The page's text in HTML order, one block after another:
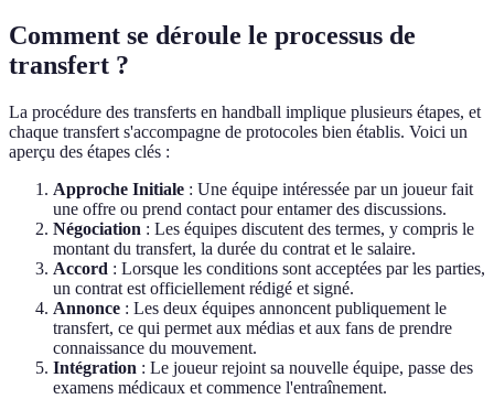
Comment se déroule le processus de
transfert ?
La procédure des transferts en handball implique plusieurs étapes, et
chaque transfert s'accompagne de protocoles bien établis. Voici un
aperçu des étapes clés :
Approche Initiale : Une équipe intéressée par un joueur fait
une offre ou prend contact pour entamer des discussions.
Négociation : Les équipes discutent des termes, y compris le
montant du transfert, la durée du contrat et le salaire.
Accord : Lorsque les conditions sont acceptées par les parties,
un contrat est officiellement rédigé et signé.
Annonce : Les deux équipes annoncent publiquement le
transfert, ce qui permet aux médias et aux fans de prendre
connaissance du mouvement.
Intégration : Le joueur rejoint sa nouvelle équipe, passe des
examens médicaux et commence l'entraînement.